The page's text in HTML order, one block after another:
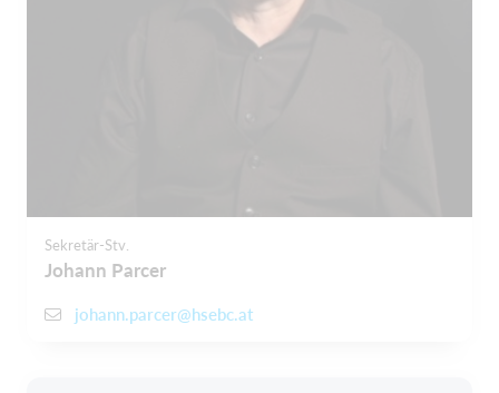
Sekretär-Stv.
Johann Parcer
johann.parcer@hsebc.at